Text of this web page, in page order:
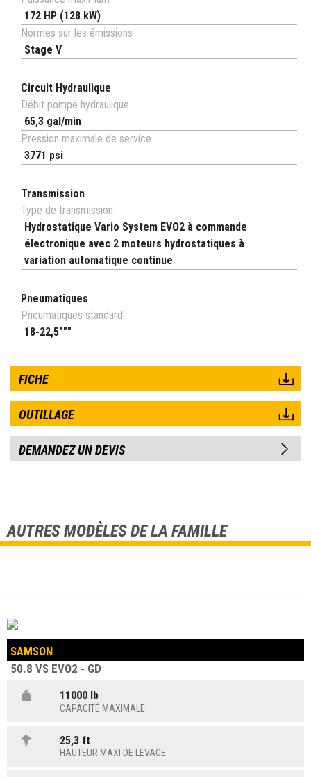
172 HP (128 kW)
Normes sur les émissions
Stage V
Circuit Hydraulique
Débit pompe hydraulique
65,3 gal/min
Pression maximale de service
3771 psi
Transmission
Type de transmission
Hydrostatique Vario System EVO2 à commande
électronique avec 2 moteurs hydrostatiques à
variation automatique continue
Pneumatiques
Pneumatiques standard
18-22,5"""
FICHE
OUTILLAGE
DEMANDEZ UN DEVIS
AUTRES MODÈLES DE LA FAMILLE
SAMSON
50.8 VS EVO2 - GD
11000 lb
CAPACITÉ MAXIMALE
25,3 ft
HAUTEUR MAXI DE LEVAGE